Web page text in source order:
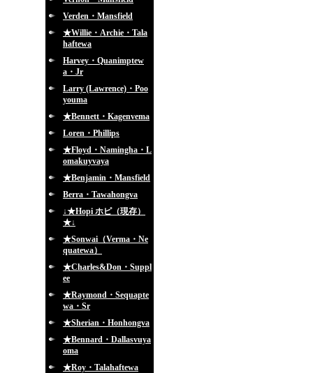
Verden・Mansfield
★Willie・Archie・Tala
haftewa
Harvey・Quanimptew
a・Jr
Larry (Lawrence)・Poo
youma
★Bennett・Kagenvema
Loren・Phillips
★Floyd・Namingha・L
omakuyvaya
★Benjamin・Mansfield
Berra・Tawahongva
↓★Hopi ホピ（現存）
★↓
★Sonwai（Verma・Ne
quatewa）
★Charles&Don・Suppl
ee
★Raymond・Sequapte
wa・Sr
★Sherian・Honhongva
★Bennard・Dallasvuya
oma
★Roy・Talahaftewa